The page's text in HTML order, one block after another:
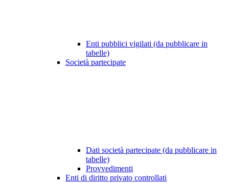
Enti pubblici vigilati (da pubblicare in
tabelle)
Società partecipate
Dati società partecipate (da pubblicare in
tabelle)
Provvedimenti
Enti di diritto privato controllati